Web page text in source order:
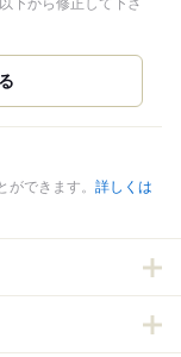
下から修正して下さ
できます。 詳しくは